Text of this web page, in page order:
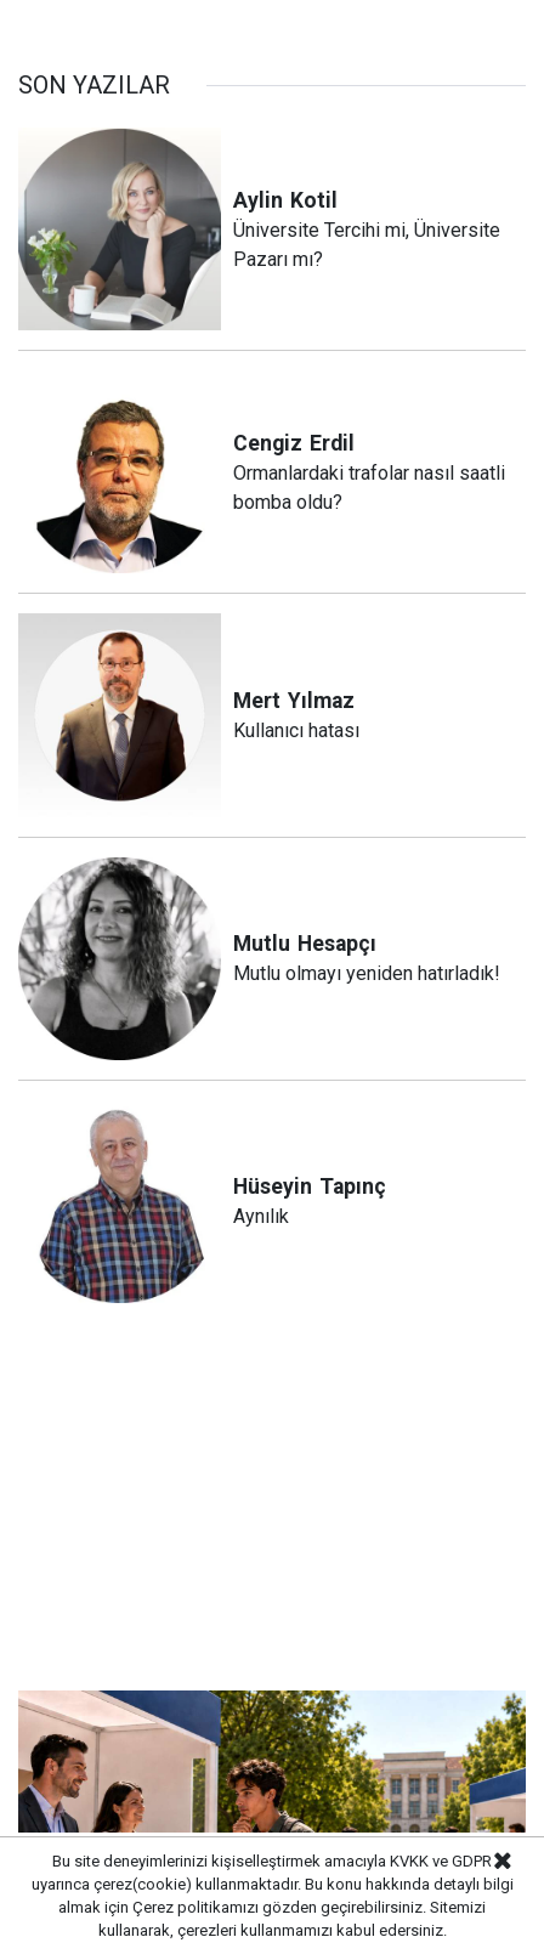
SON YAZILAR
Aylin Kotil
Üniversite Tercihi mi, Üniversite
Pazarı mı?
Cengiz Erdil
Ormanlardaki trafolar nasıl saatli
bomba oldu?
Mert Yılmaz
Kullanıcı hatası
Mutlu Hesapçı
Mutlu olmayı yeniden hatırladık!
Hüseyin Tapınç
Aynılık
Bu site deneyimlerinizi kişiselleştirmek amacıyla KVKK ve GDPR
uyarınca çerez(cookie) kullanmaktadır. Bu konu hakkında detaylı bilgi
almak için Çerez politikamızı gözden geçirebilirsiniz. Sitemizi
kullanarak, çerezleri kullanmamızı kabul edersiniz.